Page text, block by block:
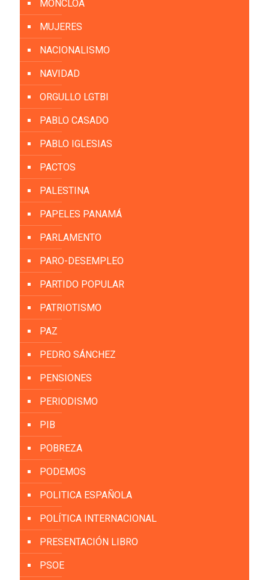
MONCLOA
MUJERES
NACIONALISMO
NAVIDAD
ORGULLO LGTBI
PABLO CASADO
PABLO IGLESIAS
PACTOS
PALESTINA
PAPELES PANAMÁ
PARLAMENTO
PARO-DESEMPLEO
PARTIDO POPULAR
PATRIOTISMO
PAZ
PEDRO SÁNCHEZ
PENSIONES
PERIODISMO
PIB
POBREZA
PODEMOS
POLITICA ESPAÑOLA
POLÍTICA INTERNACIONAL
PRESENTACIÓN LIBRO
PSOE